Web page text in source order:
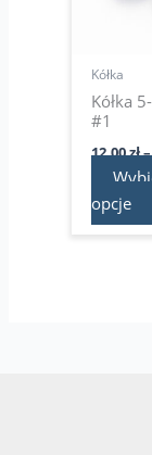
Kółka
Kółka
#1
12,00zł–
opcje